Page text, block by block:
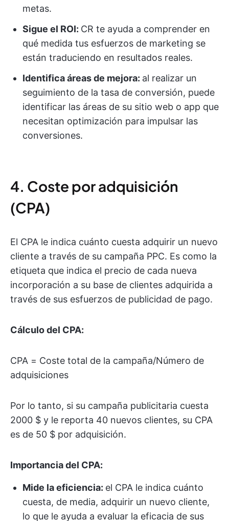
metas.
Sigue el ROI: CR te ayuda a comprender en
qué medida tus esfuerzos de marketing se
están traduciendo en resultados reales.
Identifica áreas de mejora: al realizar un
seguimiento de la tasa de conversión, puede
identificar las áreas de su sitio web o app que
necesitan optimización para impulsar las
conversiones.
4. Coste por adquisición
(CPA)
El CPA le indica cuánto cuesta adquirir un nuevo
cliente a través de su campaña PPC. Es como la
etiqueta que indica el precio de cada nueva
incorporación a su base de clientes adquirida a
través de sus esfuerzos de publicidad de pago.
Cálculo del CPA:
CPA = Coste total de la campaña/Número de
adquisiciones
Por lo tanto, si su campaña publicitaria cuesta
2000 $ y le reporta 40 nuevos clientes, su CPA
es de 50 $ por adquisición.
Importancia del CPA:
Mide la eficiencia: el CPA le indica cuánto
cuesta, de media, adquirir un nuevo cliente,
lo que le ayuda a evaluar la eficacia de sus